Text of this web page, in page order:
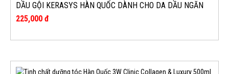
DẦU GỘI KERASYS HÀN QUỐC DÀNH CHO DA DẦU NGĂN
NGỪA GÀU CHAI 600ML
225,000 đ